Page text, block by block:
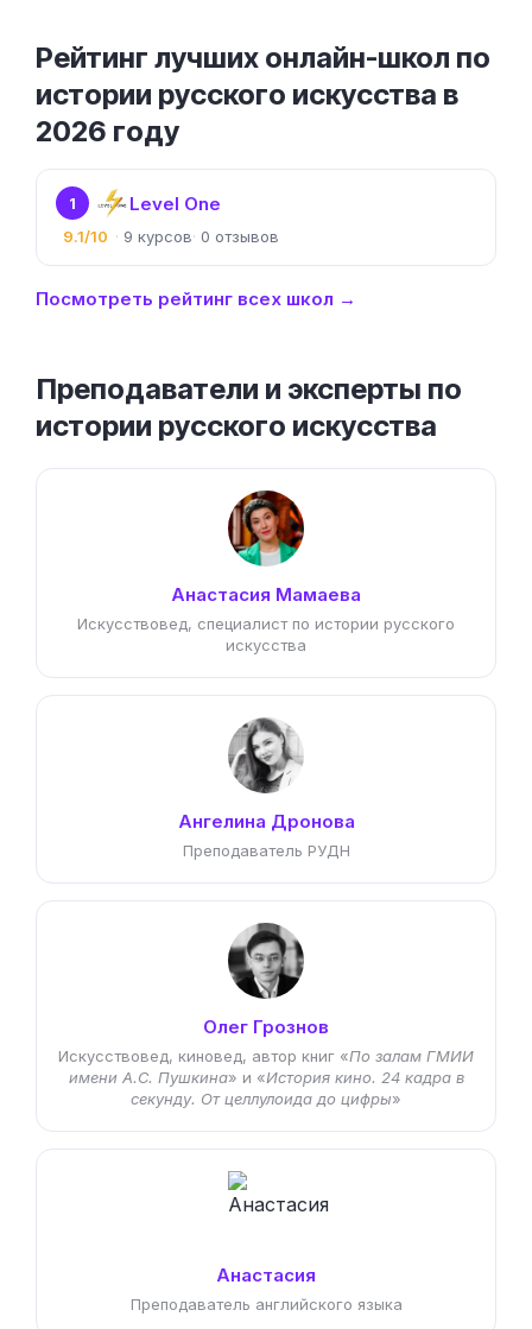
Рейтинг лучших онлайн-школ по
истории русского искусства в
2026 году
1 Level One
9.1/10 9 0
Посмотреть рейтинг всех школ →
Преподаватели и эксперты по
истории русского искусства
Анастасия Мамаева
Искусствовед, специалист по истории русского
искусства
Ангелина Дронова
Преподаватель РУДН
Олег Грознов
Искусствовед, киновед, автор книг «По залам ГМИИ
имени А.С. Пушкина» и «История кино. 24 кадра в
секунду. От целлулоида до цифры»
Анастасия
Преподаватель английского языка